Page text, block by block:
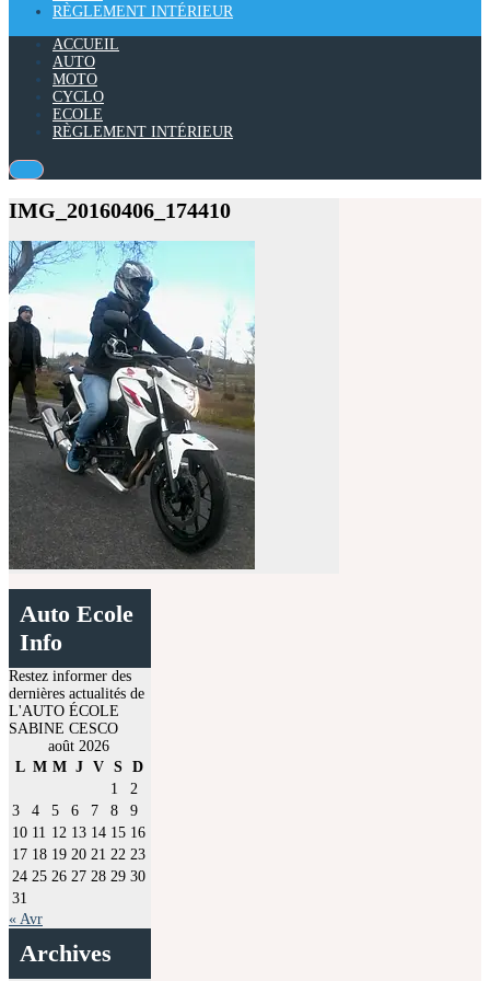
RÈGLEMENT INTÉRIEUR
ACCUEIL
AUTO
MOTO
CYCLO
ECOLE
RÈGLEMENT INTÉRIEUR
IMG_20160406_174410
Auto Ecole
Info
Restez informer des
dernières actualités de
L'AUTO ÉCOLE
SABINE CESCO
août 2026
L M M J V S D
1
2
3
4 5 6 7 8
9
10 11 12 13 14 15 16
17 18 19 20 21 22 23
24 25 26 27 28 29 30
31
« Avr
Archives